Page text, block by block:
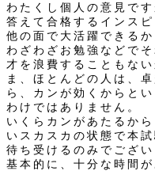
わたくし個人の意見で
答えて合格するインス
他の面で大活躍できるか
わざわざお勉強などで
才を浪費することもない
ま、ほとんどの人は、
ら、カンが効くからと
わけではありません。
いくらカンがあたるか
いスカスカの状態で本
待ち受けるのみでござい
基本的に、十分な時間